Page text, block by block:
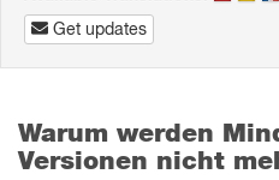
Get updates
Warum werden
Versionen nicht